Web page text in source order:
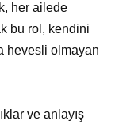
her ailede
bu rol, kendini
hevesli olmayan
ve anlayış